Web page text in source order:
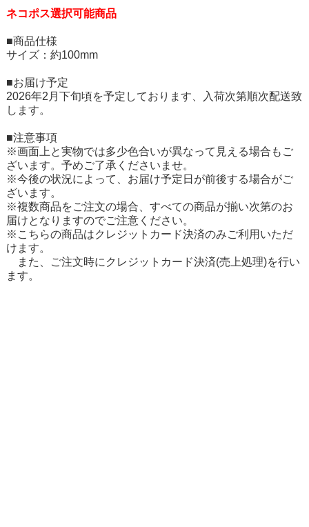
ネコポス選択可能商品
■商品仕様
サイズ：約100mm
■お届け予定
2026年2月下旬頃を予定しております、入荷次第順次配送致
します。
■注意事項
※画面上と実物では多少色合いが異なって見える場合もご
ざいます。予めご了承くださいませ。
※今後の状況によって、お届け予定日が前後する場合がご
ざいます。
※複数商品をご注文の場合、すべての商品が揃い次第のお
届けとなりますのでご注意ください。
※こちらの商品はクレジットカード決済のみご利用いただ
けます。
また、ご注文時にクレジットカード決済(売上処理)を行い
ます。